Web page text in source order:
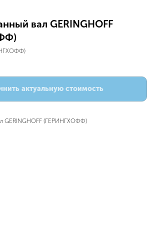
вал GERINGHOFF
актуальную стоимость
GERINGHOFF (ГЕРИНГХОФФ)